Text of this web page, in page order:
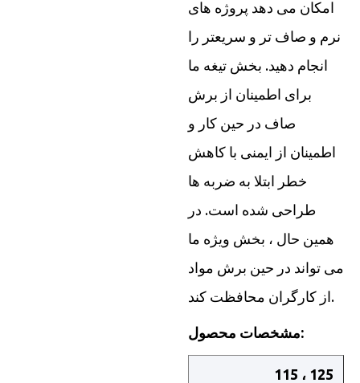
امکان می دهد پروژه های
نرم و صاف تر و سریعتر را
انجام دهید. بخش تیغه ما
برای اطمینان از برش
صاف در حین کار و
اطمینان از ایمنی با کاهش
خطر ابتلا به ضربه ها
طراحی شده است. در
همین حال ، بخش ویژه ما
می تواند در حین برش مواد
از کارگران محافظت کند.
مشخصات محصول:
115 ، 125